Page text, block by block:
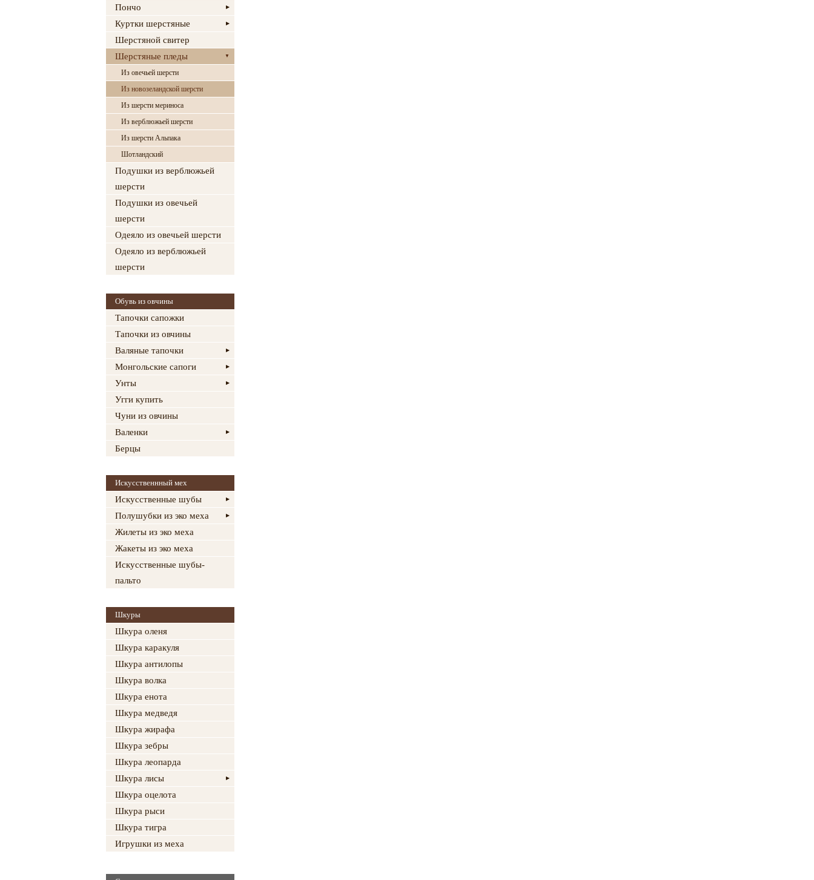
Пончо
Куртки шерстяные
Шерстяной свитер
Шерстяные пледы
Из овечьей шерсти
Из новозеландской шерсти
Из шерсти мериноса
Из верблюжьей шерсти
Из шерсти Альпака
Шотландский
Подушки из верблюжьей
шерсти
Подушки из овечьей
шерсти
Одеяло из овечьей шерсти
Одеяло из верблюжьей
шерсти
Обувь из овчины
Тапочки сапожки
Тапочки из овчины
Валяные тапочки
Монгольские сапоги
Унты
Угги купить
Чуни из овчины
Валенки
Берцы
Искусственнный мех
Искусственные шубы
Полушубки из эко меха
Жилеты из эко меха
Жакеты из эко меха
Искусственные шубы-
пальто
Шкуры
Шкура оленя
Шкура каракуля
Шкура антилопы
Шкура волка
Шкура енота
Шкура медведя
Шкура жирафа
Шкура зебры
Шкура леопарда
Шкура лисы
Шкура оцелота
Шкура рыси
Шкура тигра
Игрушки из меха